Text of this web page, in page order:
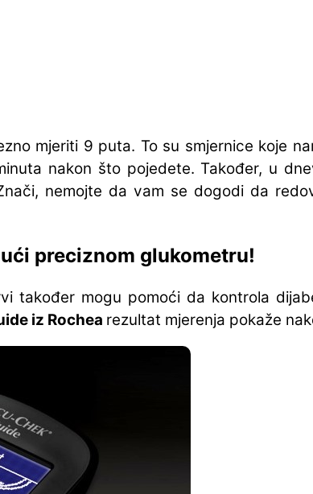
mjeriti 9 puta. To su smjernice koje
nakon što pojedete. Također, u
nemojte da vam se dogodi da
preciznom glukometru!
također mogu pomoći da kontrola
iz Rochea rezultat mjerenja pokaže